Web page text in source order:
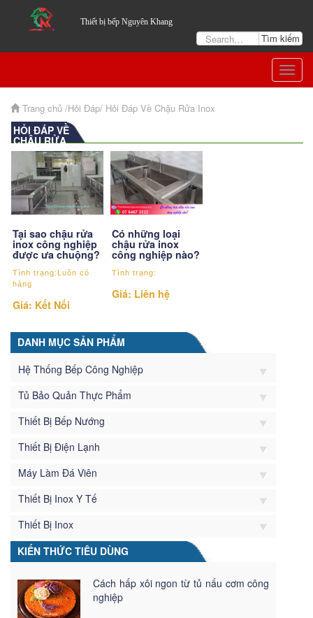
Thiết bị bếp Nguyên Khang
Trang chủ /Hỏi Đáp/ Hỏi Đáp Về Chậu Rửa Inox
HỎI ĐÁP VỀ
CHẬU RỬA
INOX
Tại sao chậu rửa
inox công nghiệp
được ưa chuộng?
Tình trạng:Luôn có
hàng
Giá: Kết Nối
Có những loại
chậu rửa inox
công nghiệp nào?
Tình trạng:
Giá: Liên hệ
DANH MỤC SẢN PHẨM
Hệ Thống Bếp Công Nghiệp
Tủ Bảo Quản Thực Phẩm
Thiết Bị Bếp Nướng
Thiết Bị Điện Lạnh
Máy Làm Đá Viên
Thiết Bị Inox Y Tế
Thiết Bị Inox
KIẾN THỨC TIÊU DÙNG
Cách hấp xôi ngon từ tủ nấu cơm công
nghiệp